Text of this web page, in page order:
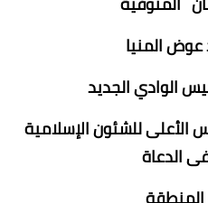
الأعلى للشئون الإسلامية
الدعاة